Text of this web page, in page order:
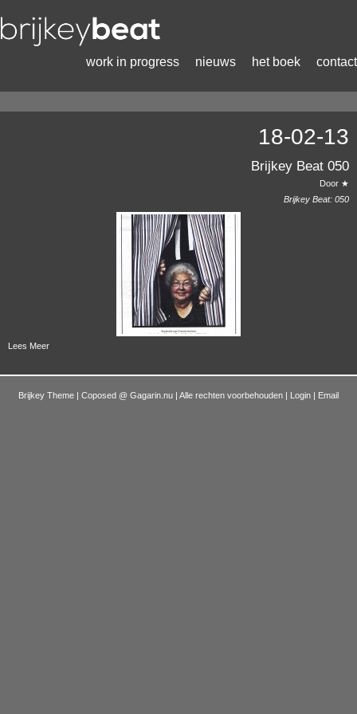
contact
het boek
nieuws
work in progress
18-02-13
Brijkey Beat 050
Door ★
Brijkey Beat: 050
Lees Meer
Brijkey Theme | Coposed @ Gagarin.nu | Alle rechten voorbehouden | Login | Email